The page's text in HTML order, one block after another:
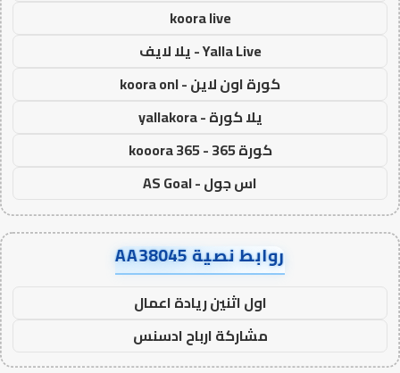
koora live
Yalla Live - يلا لايف
كورة اون لاين - koora onl
يلا كورة - yallakora
كورة 365 - kooora 365
اس جول - AS Goal
روابط نصية AA38045
اول اثنين ريادة اعمال
مشاركة ارباح ادسنس